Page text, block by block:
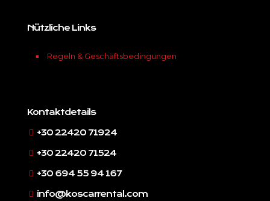
Nützliche Links
Regeln & Geschäftsbedingungen
Kontaktdetails
+30 22420 71924
+30 22420 71524
+30 694 55 94 167
info@koscarrental.com